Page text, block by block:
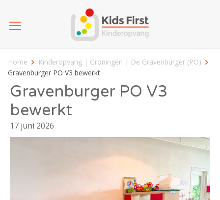
Home
Kinderopvang | Groningen | De Gravenburger (PO)
Gravenburger PO V3 bewerkt
Gravenburger PO V3
bewerkt
17 juni 2026